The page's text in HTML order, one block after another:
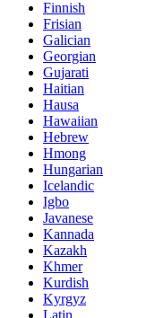
Finnish
Frisian
Galician
Georgian
Gujarati
Haitian
Hausa
Hawaiian
Hebrew
Hmong
Hungarian
Icelandic
Igbo
Javanese
Kannada
Kazakh
Khmer
Kurdish
Kyrgyz
Latin